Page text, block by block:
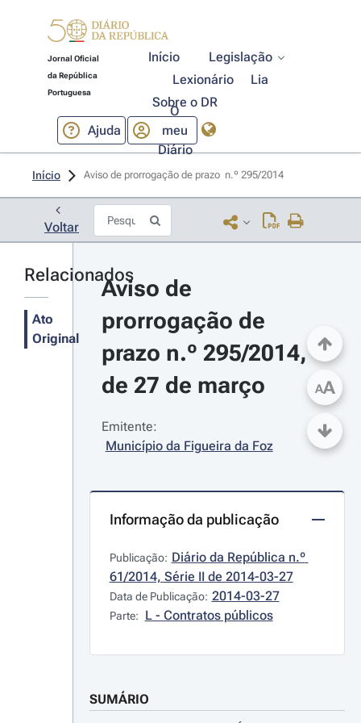
Jornal Oficial
da República
Portuguesa
Início
Legislação
Lexionário
Lia
Sobre o DR
Ajuda
O
meu
Diário
Início Aviso de prorrogação de prazo  n.º 295/2014
Voltar
Relacionados
Ato
Original
Aviso de
prorrogação de
prazo n.º 295/2014,
de 27 de março
Emitente:
Município da Figueira da Foz
Informação da publicação
Publicação: Diário da República n.º
61/2014, Série II de 2014-03-27
Data de Publicação: 2014-03-27
Parte: L - Contratos públicos
SUMÁRIO
AA